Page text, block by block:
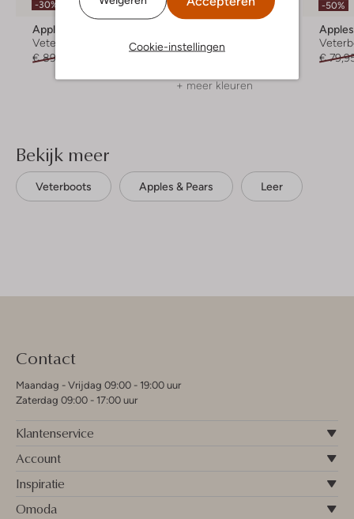
Cookie-instellingen
-30%
Apples & Pears
Veterboots
€ 89,95
-30%
Veterboots
+ meer kleuren
-50%
€
Bekijk meer
Veterboots Apples & Pears Leer
Contact
Maandag - Vrijdag 09:00 - 19:00 uur
Zaterdag 09:00 - 17:00 uur
Klantenservice
Account
Inspiratie
Omoda